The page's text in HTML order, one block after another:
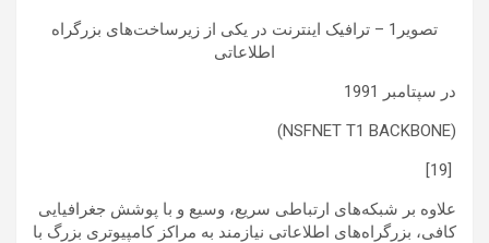
تصوير1 – ترافیک اینترنت در یکی از زیرساخت‌های بزرگراه
اطلاعاتی
در سپتامبر 1991
(NSFNET T1 BACKBONE)
[19]
علاوه بر شبکه‌های ارتباطی سریع، وسیع و با پوشش جغرافیایی
کافی، بزرگراه‌های اطلاعاتی نیازمند به مراکز کامپیوتری بزرگ با